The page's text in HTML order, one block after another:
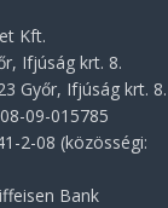
Kft.
Ifjúság krt. 8.
Győr, Ifjúság krt. 8.
08-09-015785
2-08 (közösségi:
Bank